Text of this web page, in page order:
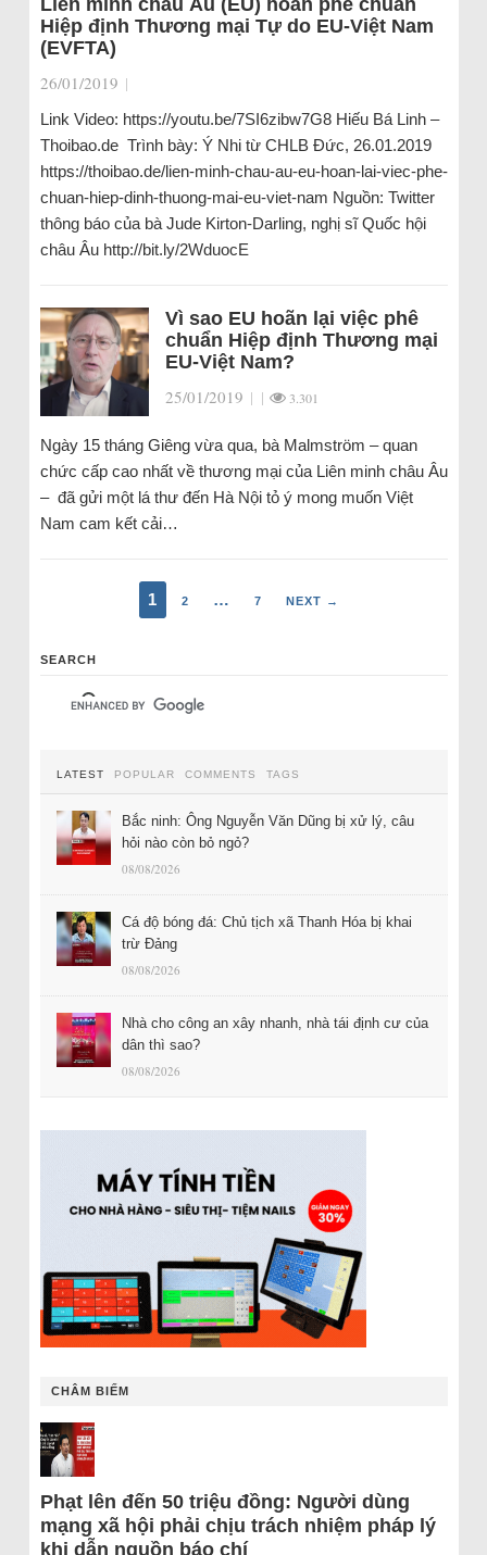
Liên minh châu Âu (EU) hoãn phê chuẩn
Hiệp định Thương mại Tự do EU-Việt Nam
(EVFTA)
26/01/2019 |
Link Video: https://youtu.be/7SI6zibw7G8 Hiếu Bá Linh –
Thoibao.de Trình bày: Ý Nhi từ CHLB Đức, 26.01.2019
https://thoibao.de/lien-minh-chau-au-eu-hoan-lai-viec-phe-
chuan-hiep-dinh-thuong-mai-eu-viet-nam Nguồn: Twitter
thông báo của bà Jude Kirton-Darling, nghị sĩ Quốc hội
châu Âu http://bit.ly/2WduocE
Vì sao EU hoãn lại việc phê
chuẩn Hiệp định Thương mại
EU-Việt Nam?
25/01/2019 | | 3.301
Ngày 15 tháng Giêng vừa qua, bà Malmström – quan
chức cấp cao nhất về thương mại của Liên minh châu Âu
– đã gửi một lá thư đến Hà Nội tỏ ý mong muốn Việt
Nam cam kết cải…
1 2 … 7 NEXT →
SEARCH
LATEST POPULAR COMMENTS TAGS
Bắc ninh: Ông Nguyễn Văn Dũng bị xử lý, câu
hỏi nào còn bỏ ngỏ?
08/08/2026
Cá độ bóng đá: Chủ tịch xã Thanh Hóa bị khai
trừ Đảng
08/08/2026
Nhà cho công an xây nhanh, nhà tái định cư của
dân thì sao?
08/08/2026
CHÂM BIẾM
Phạt lên đến 50 triệu đồng: Người dùng
mạng xã hội phải chịu trách nhiệm pháp lý
khi dẫn nguồn báo chí